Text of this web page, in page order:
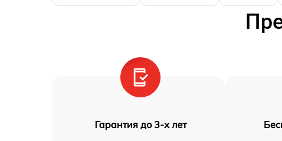
Гарантия до 3-х лет